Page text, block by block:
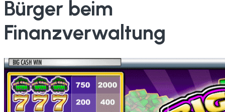
Bürger beim
Finanzverwaltung